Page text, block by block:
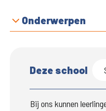
Onderwerpen
Deze school
Bij ons kunnen